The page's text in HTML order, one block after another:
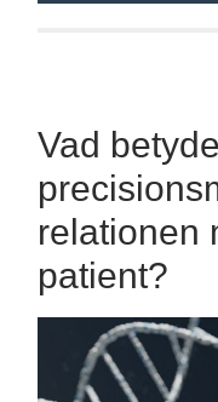
Vad
relationen
patient?